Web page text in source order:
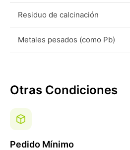
Residuo de calcinación
Metales pesados (como Pb)
Otras Condiciones
Pedido Mínimo